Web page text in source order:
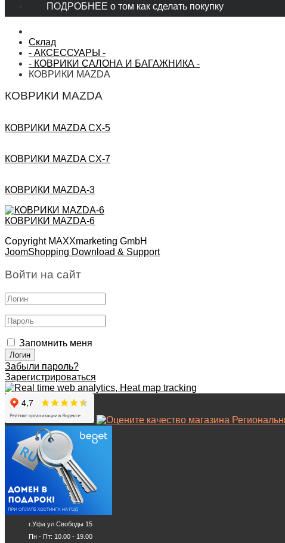
ПОДРОБНЕЕ о том как сделать покупку
Склад
- АКСЕССУАРЫ -
- КОВРИКИ САЛОНА И БАГАЖНИКА -
КОВРИКИ MAZDA
КОВРИКИ MAZDA
КОВРИКИ MAZDA CX-5
КОВРИКИ MAZDA CX-7
КОВРИКИ MAZDA-3
КОВРИКИ MAZDA-6
Copyright MAXXmarketing GmbH
JoomShopping Download & Support
Войти на сайт
Запомнить меня
Забыли пароль?
Зарегистрироваться
г.Уфа ул Свободы 15
Пн - Пт: 10.00 - 19.00